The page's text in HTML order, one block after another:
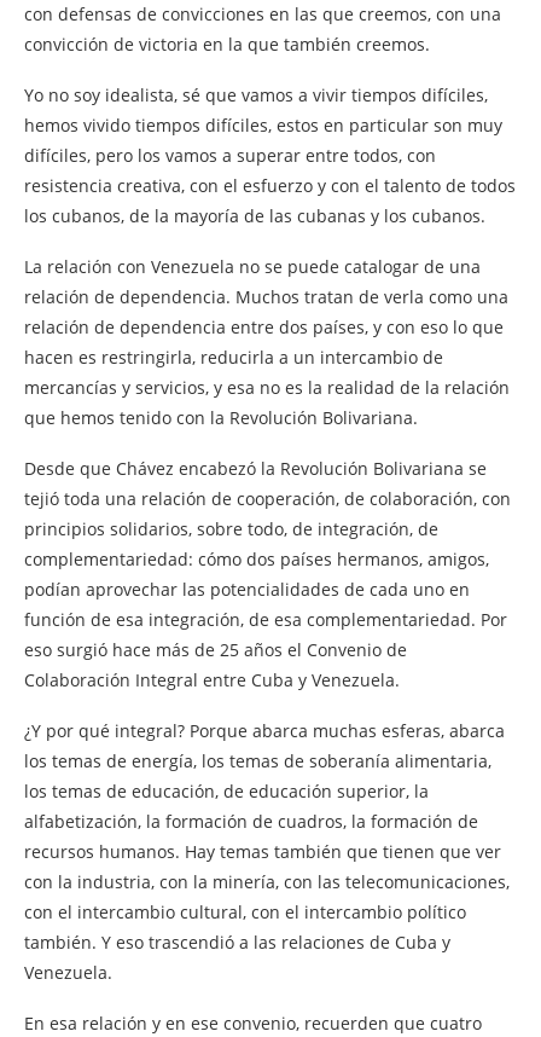
con defensas de convicciones en las que creemos, con una
convicción de victoria en la que también creemos.
Yo no soy idealista, sé que vamos a vivir tiempos difíciles,
hemos vivido tiempos difíciles, estos en particular son muy
difíciles, pero los vamos a superar entre todos, con
resistencia creativa, con el esfuerzo y con el talento de todos
los cubanos, de la mayoría de las cubanas y los cubanos.
La relación con Venezuela no se puede catalogar de una
relación de dependencia. Muchos tratan de verla como una
relación de dependencia entre dos países, y con eso lo que
hacen es restringirla, reducirla a un intercambio de
mercancías y servicios, y esa no es la realidad de la relación
que hemos tenido con la Revolución Bolivariana.
Desde que Chávez encabezó la Revolución Bolivariana se
tejió toda una relación de cooperación, de colaboración, con
principios solidarios, sobre todo, de integración, de
complementariedad: cómo dos países hermanos, amigos,
podían aprovechar las potencialidades de cada uno en
función de esa integración, de esa complementariedad. Por
eso surgió hace más de 25 años el Convenio de
Colaboración Integral entre Cuba y Venezuela.
¿Y por qué integral? Porque abarca muchas esferas, abarca
los temas de energía, los temas de soberanía alimentaria,
los temas de educación, de educación superior, la
alfabetización, la formación de cuadros, la formación de
recursos humanos. Hay temas también que tienen que ver
con la industria, con la minería, con las telecomunicaciones,
con el intercambio cultural, con el intercambio político
también. Y eso trascendió a las relaciones de Cuba y
Venezuela.
En esa relación y en ese convenio, recuerden que cuatro